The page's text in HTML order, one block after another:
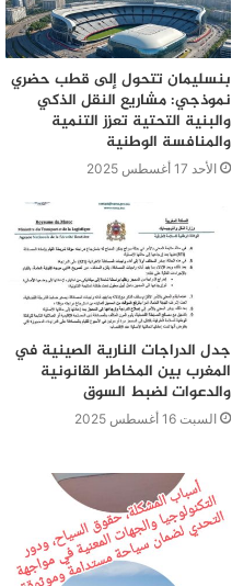
بنسليمان تتحول إلى قطب حضري
نموذجي: مشاريع النقل الذكي
والبنية التحتية تعزز التنمية
والمنافسة الوطنية
الأحد 17 أغسطس 2025
جدل الدراجات النارية الصينية في
المغرب بين المخاطر القانونية
والدعوات لضبط السوق
السبت 16 أغسطس 2025